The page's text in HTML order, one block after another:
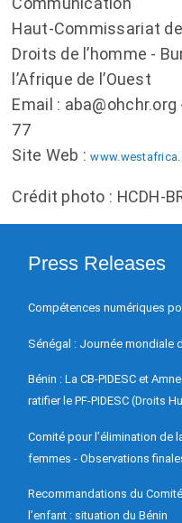
Press Releases
Compétences numériques
Sénégal : Journée mondiale
Bénin : La CB-PIDESC et
ratifier le PF-PIDESC (Droits
Comité pour l’élimination de
femmes - Observations
Recommandations du
l’enfant : situation du Bénin
Haut-Commissariat
Droits de l’homme -
l’Afrique de l’Ouest
Email :
77
Site Web :
Crédit photo : HCDH-